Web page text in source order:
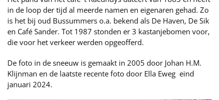
in de loop der tijd al meerde namen en eigenaren gehad. Zo
is het bij oud Bussummers o.a. bekend als De Haven, De Sik
en Café Sander. Tot 1987 stonden er 3 kastanjebomen voor,
die voor het verkeer werden opgeofferd.
De foto in de sneeuw is gemaakt in 2005 door Johan H.M.
Klijnman en de laatste recente foto door Ella Eweg eind
januari 2024.